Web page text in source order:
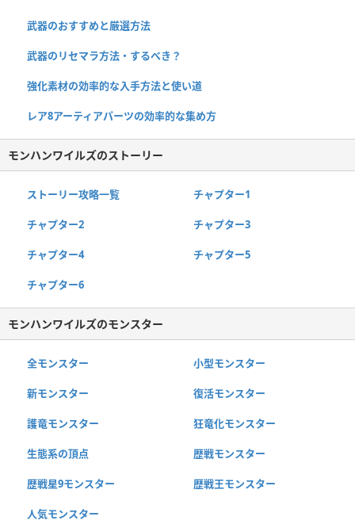
武器のおすすめと厳選方法
武器のリセマラ方法・するべき？
強化素材の効率的な入手方法と使い道
レア8アーティアパーツの効率的な集め方
モンハンワイルズのストーリー
ストーリー攻略一覧 チャプター1
チャプター2 チャプター3
チャプター4 チャプター5
チャプター6
モンハンワイルズのモンスター
全モンスター 小型モンスター
新モンスター 復活モンスター
護竜モンスター 狂竜化モンスター
生態系の頂点 歴戦モンスター
歴戦星9モンスター 歴戦王モンスター
人気モンスター